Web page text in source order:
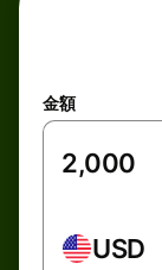
金額
USD